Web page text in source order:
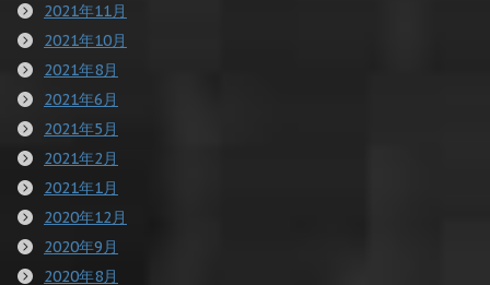
2021年11月
2021年10月
2021年8月
2021年6月
2021年5月
2021年2月
2021年1月
2020年12月
2020年9月
2020年8月